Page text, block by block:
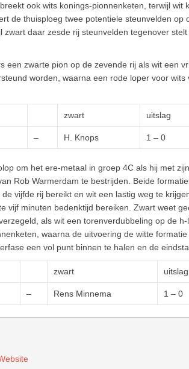
ook wits konings-pionnenketen, terwijl wit
de thuisploeg twee potentiele steunvelden op
daar zesde rij steunvelden tegenover
een zwarte pion op de zevende rij als wit een
worden, waarna een rode loper voor
zwart uitslag
– H. Knops 1 – 0
om het ere-metaal in groep 4C als hij met
Rob Warmerdam te bestrijden. Beide
vijfde rij bereikt en wit een lastig weg te
vijf minuten bedenktijd bereiken. Zwart weet
als wit een torenverdubbeling op de
waarna de uitvoering de witte
een vol punt binnen te halen en de
zwart uitslag
– Rens Minnema 1 – 0